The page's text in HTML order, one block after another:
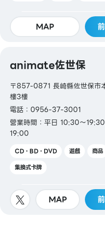
MAP
animate佐世保
〒857-0871 長崎縣佐世保
樓3樓
電話：0956-37-3001
營業時間：平日 10:30～
19:00
CD・BD・DVD 遊戲 商品
集換式卡牌
MAP